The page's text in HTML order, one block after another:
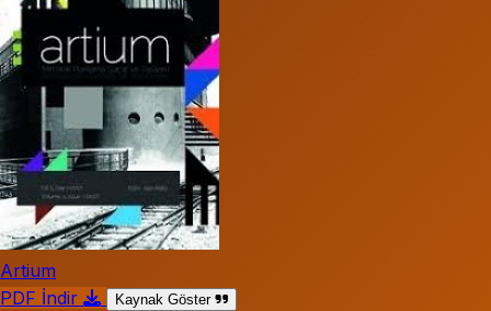
Artium
PDF İndir
Kaynak Göster